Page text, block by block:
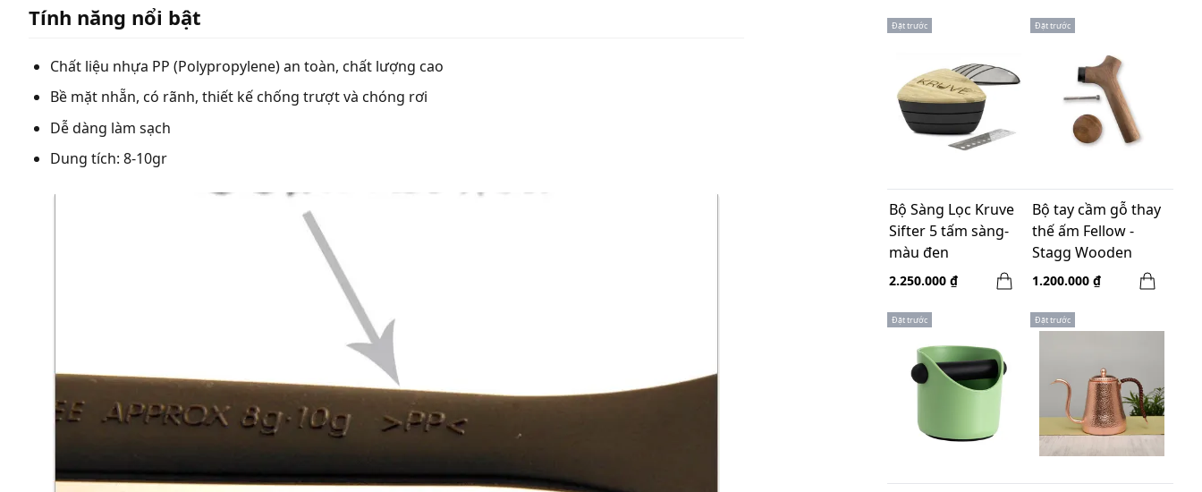
Tính năng nổi bật
Chất liệu nhựa PP (Polypropylene) an toàn, chất lượng cao
Bề mặt nhẵn, có rãnh, thiết kế chống trượt và chóng rơi
Dễ dàng làm sạch
Dung tích: 8-10gr
Đặt trước
Bộ Sàng Lọc Kruve
Sifter 5 tấm sàng-
màu đen
2.250.000 ₫
Đặt trước
Bộ tay cầm gỗ thay
thế ấm Fellow -
Stagg Wooden
Handle and Lid Pull
1.200.000 ₫
Đặt trước Đặt trước